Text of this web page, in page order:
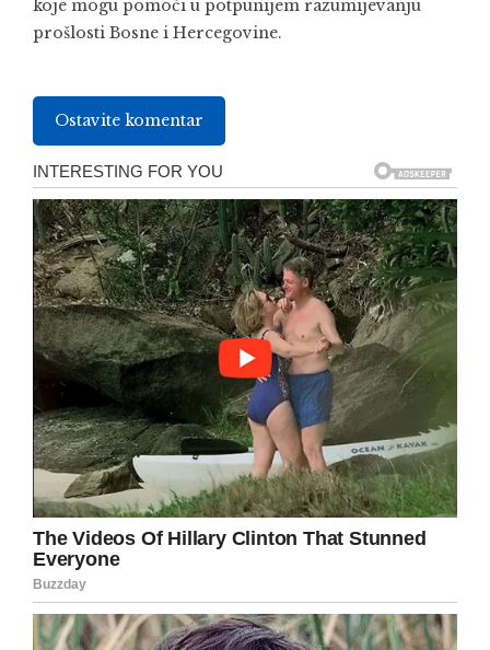
koje mogu pomoći u potpunijem razumijevanju
prošlosti Bosne i Hercegovine.
Ostavite komentar